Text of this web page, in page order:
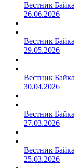
Вестник
26.06.2026
Вестник
29.05.2026
Вестник
30.04.2026
Вестник
27.03.2026
Вестник
25.03.2026